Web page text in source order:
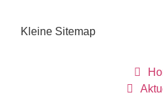
Kleine Sitemap